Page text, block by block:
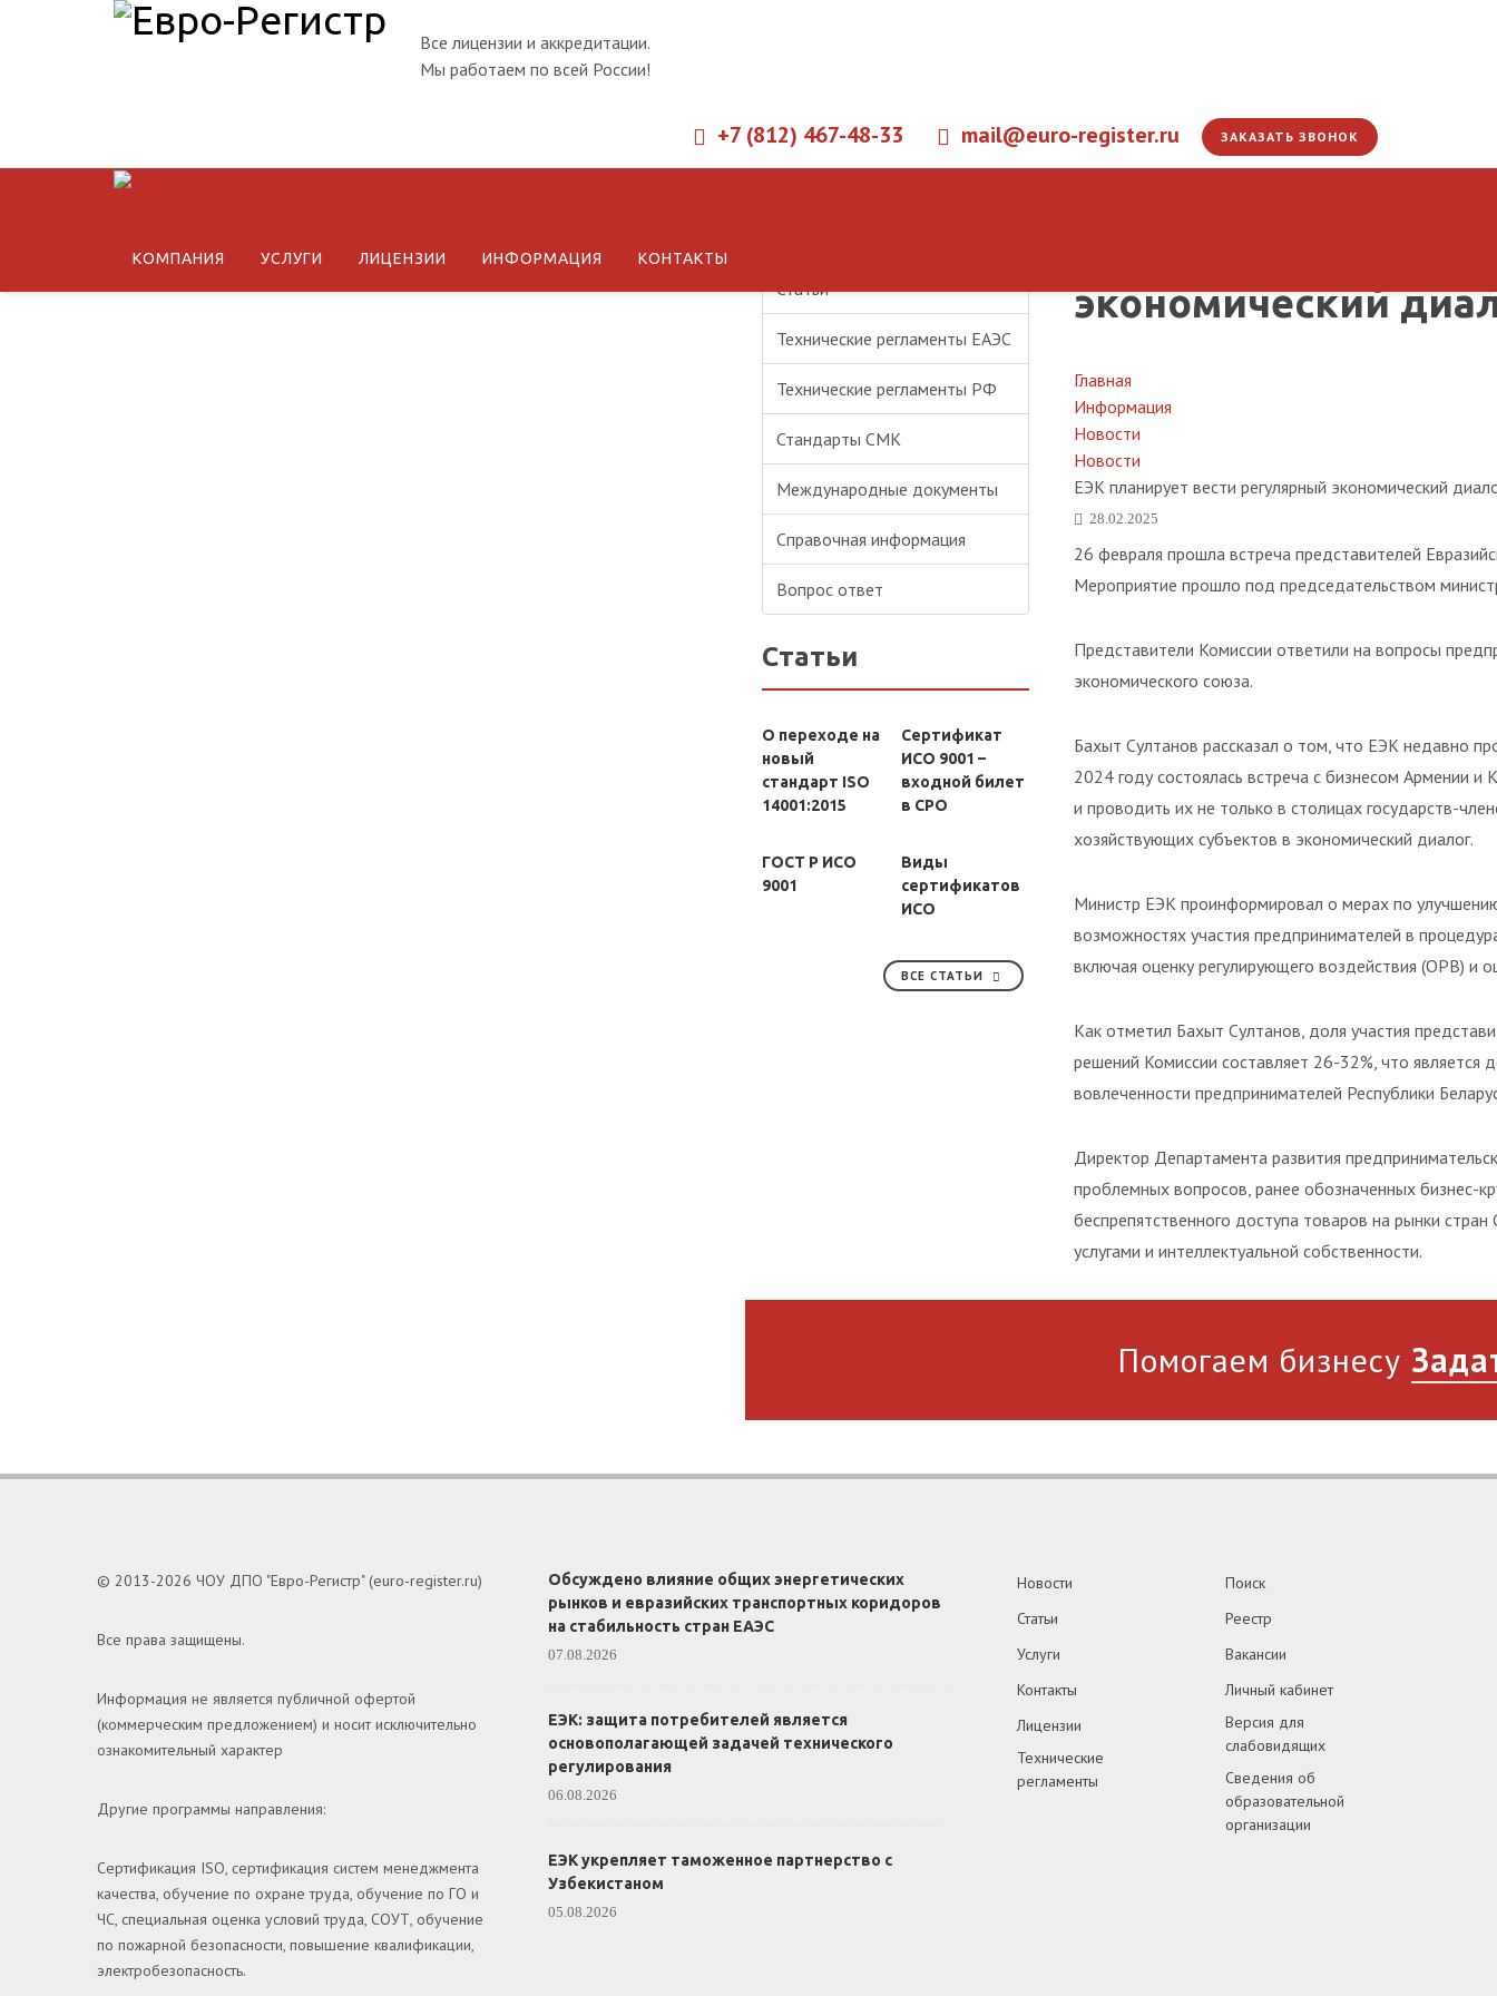
Все лицензии и аккредитации.
Мы работаем по всей России!
+7 (812) 467-48-33 mail@euro-register.ru ЗАКАЗАТЬ ЗВОНОК
КОМПАНИЯ УСЛУГИ ЛИЦЕНЗИИ ИНФОРМАЦИЯ КОНТАКТЫ
Статьи
Технические регламенты ЕАЭС
Технические регламенты РФ
Стандарты СМК
Международные документы
Справочная информация
Вопрос ответ
Статьи
О переходе на
новый
стандарт ISO
14001:2015
Сертификат
ИСО 9001 –
входной билет
в СРО
ГОСТ Р ИСО
9001
Виды
сертификатов
ИСО
ВСЕ СТАТЬИ
экономический
Главная
Информация
Новости
Новости
ЕЭК планирует вести регулярный экономический
28.02.2025
26 февраля прошла встреча представителей
Мероприятие прошло под председательством
Представители Комиссии ответили на вопросы
экономического союза.
Бахыт Султанов рассказал о том, что ЕЭК недавно
2024 году состоялась встреча с бизнесом Армении и
и проводить их не только в столицах государств-
хозяйствующих субъектов в экономический диалог.
Министр ЕЭК проинформировал о мерах по
возможностях участия предпринимателей в
включая оценку регулирующего воздействия (ОРВ) и
Как отметил Бахыт Султанов, доля участия
решений Комиссии составляет 26-32%, что
вовлеченности предпринимателей Республики
Директор Департамента развития
проблемных вопросов, ранее обозначенных бизнес-
беспрепятственного доступа товаров на рынки
услугами и интеллектуальной собственности.
Помогаем бизнесу
© 2013-2026 ЧОУ ДПО "Евро-Регистр" (euro-register.ru)
Все права защищены.
Информация не является публичной офертой
(коммерческим предложением) и носит исключительно
ознакомительный характер
Другие программы направления:
Сертификация ISO, сертификация систем менеджмента
качества, обучение по охране труда, обучение по ГО и
ЧС, специальная оценка условий труда, СОУТ, обучение
по пожарной безопасности, повышение квалификации,
электробезопасность.
Обсуждено влияние общих энергетических
рынков и евразийских транспортных коридоров
на стабильность стран ЕАЭС
07.08.2026
ЕЭК: защита потребителей является
основополагающей задачей технического
регулирования
06.08.2026
ЕЭК укрепляет таможенное партнерство с
Узбекистаном
05.08.2026
Новости
Статьи
Услуги
Контакты
Лицензии
Технические
регламенты
Поиск
Реестр
Вакансии
Личный кабинет
Версия для
слабовидящих
Сведения об
образовательной
организации